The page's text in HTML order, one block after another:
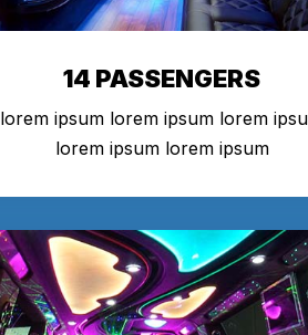
14 PASSENGERS
lorem ipsum lorem ipsum lorem
lorem ipsum lorem ipsum